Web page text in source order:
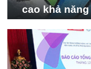
cao khả